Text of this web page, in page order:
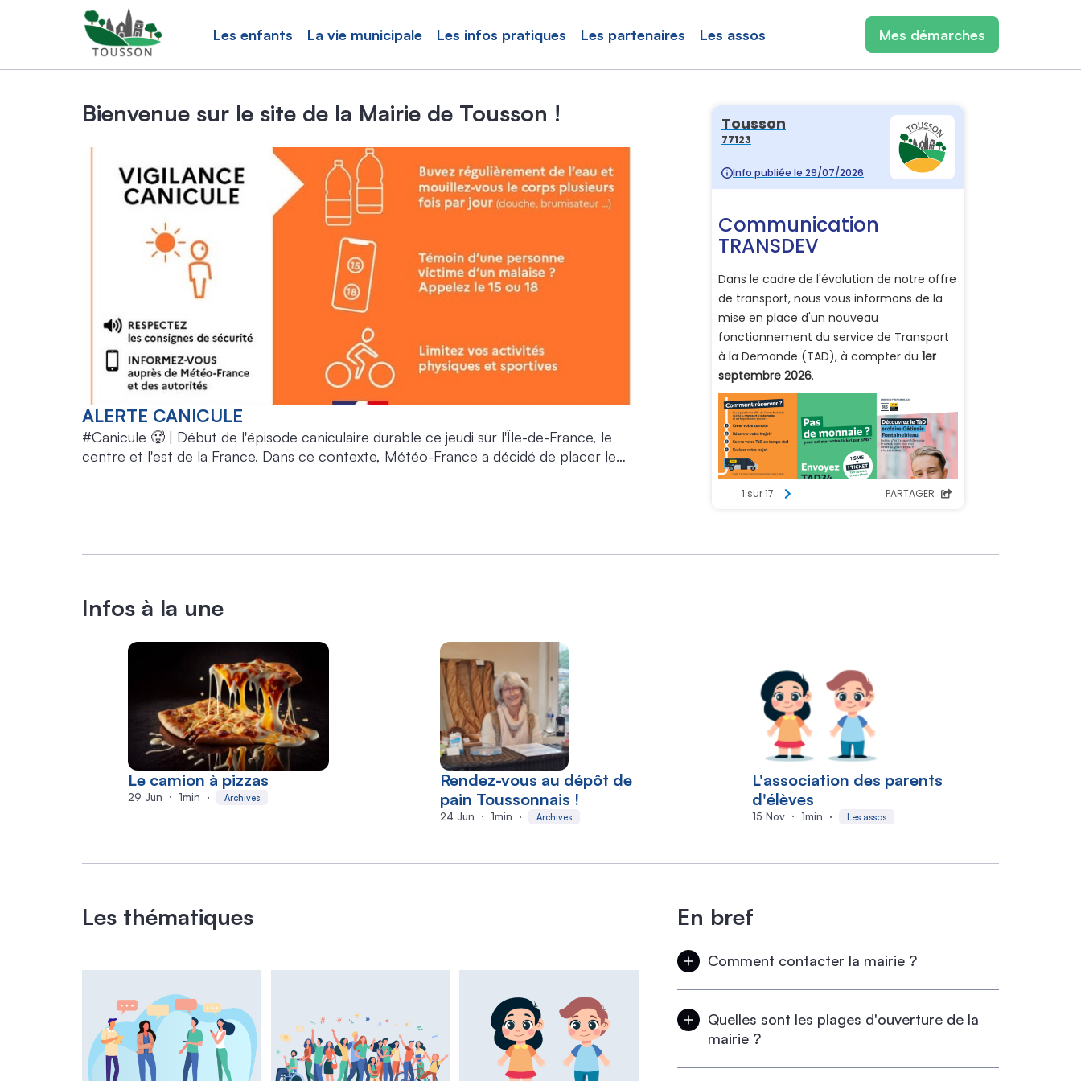
Les enfants La vie municipale Les infos pratiques Les partenaires Les assos Mes démarches
Bienvenue sur le site de la Mairie de Tousson !
ALERTE CANICULE
#Canicule 🥵 | Début de l'épisode caniculaire durable ce jeudi sur l'Île-de-France, le
centre et l'est de la France. Dans ce contexte, Météo-France a décidé de placer le
internet de Météo-France : https://vigilance.meteofrance.fr
Infos à la une
Le camion à pizzas
29 Jun 1min Archives
Rendez-vous au dépôt de
pain Toussonnais !
24 Jun 1min Archives
L'association des parents
d'élèves
15 Nov 1min Les assos
Les thématiques En bref
Comment contacter la mairie ?
Par téléphone au 01 64 24 76 10
Quelles sont les plages d'ouverture de la
mairie ?
Le lundi et le jeudi de 9h00 à 12h00 et de 13h30